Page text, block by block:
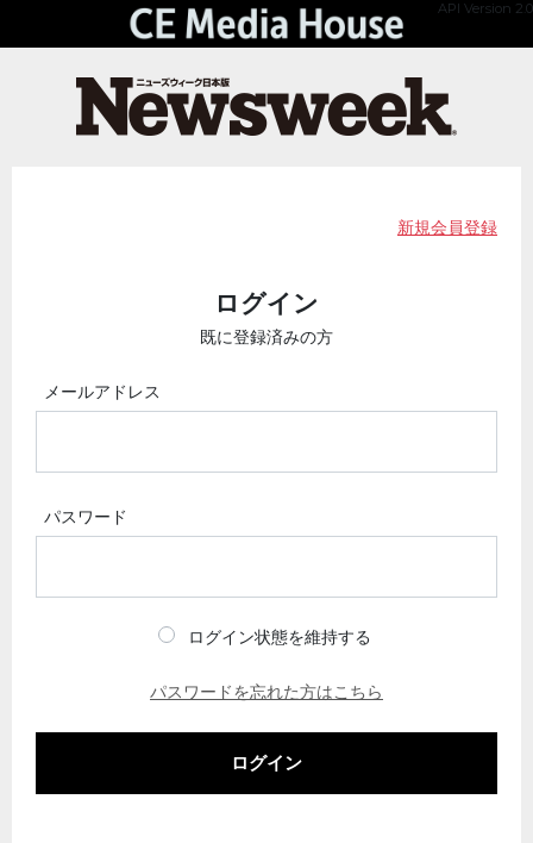
API Version 2.0
新規会員登録
ログイン
既に登録済みの方
メールアドレス
パスワード
ログイン状態を維持する
パスワードを忘れた方はこちら
ログイン